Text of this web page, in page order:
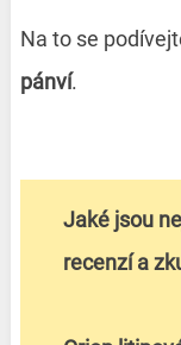
Na to se
pánví.
Jaké jsou
recenzí a